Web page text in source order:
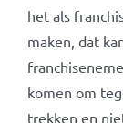
het als
maken, dat
komen om
trekken en